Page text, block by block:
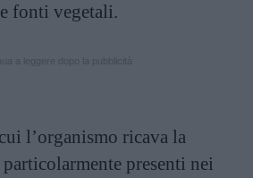
fonti vegetali.
l’organismo ricava la
presenti nei